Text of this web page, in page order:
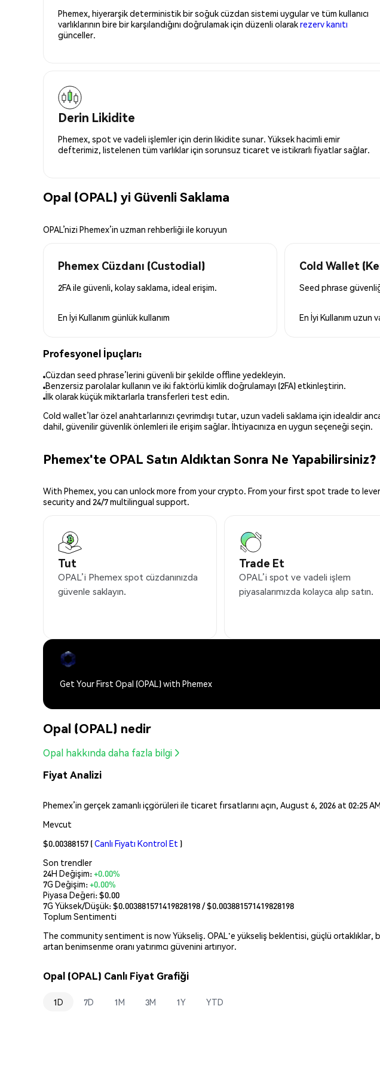
Phemex, hiyerarşik deterministik bir soğuk cüzdan sistemi uygular ve tüm kullanıcı
varlıklarının bire bir karşılandığını doğrulamak için düzenli olarakrezerv kanıtı
günceller.
Derin Likidite
Phemex, spot ve vadeli işlemler için derin likidite sunar. Yüksek hacimli emir
defterimiz, listelenen tüm varlıklar için sorunsuz ticaret ve istikrarlı fiyatlar sağlar.
Opal (OPAL) yi Güvenli Saklama
OPAL’nizi Phemex’in uzman rehberliği ile koruyun
Phemex Cüzdanı (Custodial)
2FA ile güvenli, kolay saklama, ideal erişim.
En İyi Kullanım günlük kullanım
Cold Wallet
Seed phrase
En İyi Kullanım uzun
Profesyonel İpuçları:
Cüzdan seed phrase’lerini güvenli bir şekilde offline yedekleyin.
Benzersiz parolalar kullanın ve iki faktörlü kimlik doğrulamayı (2FA) etkinleştirin.
İlk olarak küçük miktarlarla transferleri test edin.
Cold wallet’lar özel anahtarlarınızı çevrimdışı tutar, uzun vadeli saklama için idealdir
dahil, güvenilir güvenlik önlemleri ile erişim sağlar. İhtiyacınıza en uygun seçeneği seçin.
Phemex'te OPAL Satın Aldıktan Sonra Ne Yapabilirsiniz?
With Phemex, you can unlock more from your crypto. From your first spot trade to
security and 24/7 multilingual support.
Tut
OPAL’i Phemex spot cüzdanınızda
güvenle saklayın.
Trade Et
OPAL’i spot ve vadeli işlem
piyasalarımızda kolayca alıp satın.
Get Your First Opal (OPAL) with Phemex
Opal (OPAL) nedir
Opal hakkında daha fazla bilgi
Fiyat Analizi
Phemex’in gerçek zamanlı içgörüleri ile ticaret fırsatlarını açın, August 6, 2026 at 02:25
Mevcut
$0.00388157 (Canlı Fiyatı Kontrol Et )
Son trendler
24H Değişim:+0.00%
7G Değişim:+0.00%
Piyasa Değeri:$0.00
7G Yüksek/Düşük: $0.003881571419828198/ $0.003881571419828198
Toplum Sentimenti
The community sentiment is now Yükseliş. OPAL'e yükseliş beklentisi, güçlü
artan benimsenme oranı yatırımcı güvenini artırıyor.
Opal (OPAL) Canlı Fiyat Grafiği
1D 7D 1M 3M 1Y YTD